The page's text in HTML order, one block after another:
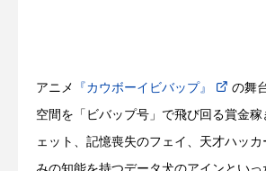
アニメ 『カウボーイビバップ』 の舞
空間を「ビバップ号」で飛び回る賞金
ェット、記憶喪失のフェイ、天才ハッ